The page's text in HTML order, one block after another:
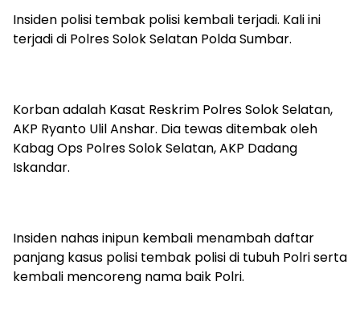
Insiden polisi tembak polisi kembali terjadi. Kali ini
terjadi di Polres Solok Selatan Polda Sumbar.
Korban adalah Kasat Reskrim Polres Solok Selatan,
AKP Ryanto Ulil Anshar. Dia tewas ditembak oleh
Kabag Ops Polres Solok Selatan, AKP Dadang
Iskandar.
Insiden nahas inipun kembali menambah daftar
panjang kasus polisi tembak polisi di tubuh Polri serta
kembali mencoreng nama baik Polri.